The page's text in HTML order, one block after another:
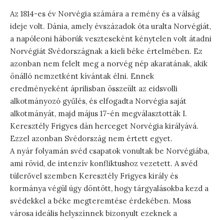
Az 1814-es év Norvégia számára a remény és a válság
ideje volt. Dánia, amely évszázadok óta uralta Norvégiát,
a napóleoni háborúk veszteseként kénytelen volt átadni
Norvégiát Svédországnak a kieli béke értelmében. Ez
azonban nem felelt meg a norvég nép akaratának, akik
önálló nemzetként kívántak élni. Ennek
eredményeként áprilisban összeült az eidsvolli
alkotmányozó gyűlés, és elfogadta Norvégia saját
alkotmányát, majd május 17-én megválasztották I.
Keresztély Frigyes dán herceget Norvégia királyává.
Ezzel azonban Svédország nem értett egyet.
A nyár folyamán svéd csapatok vonultak be Norvégiába,
ami rövid, de intenzív konfliktushoz vezetett. A svéd
túlerővel szemben Keresztély Frigyes király és
kormánya végül úgy döntött, hogy tárgyalásokba kezd a
svédekkel a béke megteremtése érdekében. Moss
városa ideális helyszínnek bizonyult ezeknek a